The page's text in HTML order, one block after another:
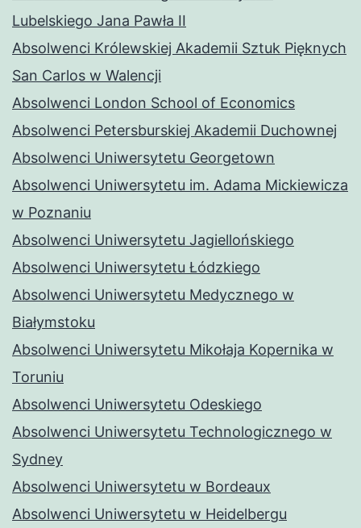
Lubelskiego Jana Pawła II
Absolwenci Królewskiej Akademii Sztuk Pięknych
San Carlos w Walencji
Absolwenci London School of Economics
Absolwenci Petersburskiej Akademii Duchownej
Absolwenci Uniwersytetu Georgetown
Absolwenci Uniwersytetu im. Adama Mickiewicza
w Poznaniu
Absolwenci Uniwersytetu Jagiellońskiego
Absolwenci Uniwersytetu Łódzkiego
Absolwenci Uniwersytetu Medycznego w
Białymstoku
Absolwenci Uniwersytetu Mikołaja Kopernika w
Toruniu
Absolwenci Uniwersytetu Odeskiego
Absolwenci Uniwersytetu Technologicznego w
Sydney
Absolwenci Uniwersytetu w Bordeaux
Absolwenci Uniwersytetu w Heidelbergu